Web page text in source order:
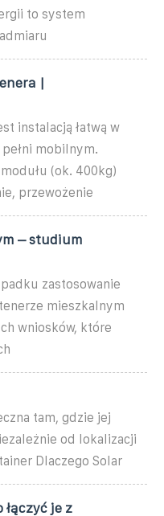
to system
|
instalacją łatwą w
mobilnym.
(ok. 400kg)
przewożenie
– studium
zastosowanie
mieszkalnym
wniosków, które
tam, gdzie jej
od lokalizacji
Dlaczego Solar
łączyć je z